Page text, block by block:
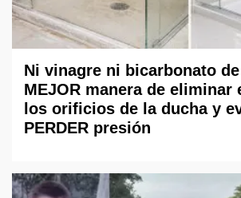
Ni vinagre ni bicarbonato
MEJOR manera de eliminar
los orificios de la ducha y
PERDER presión